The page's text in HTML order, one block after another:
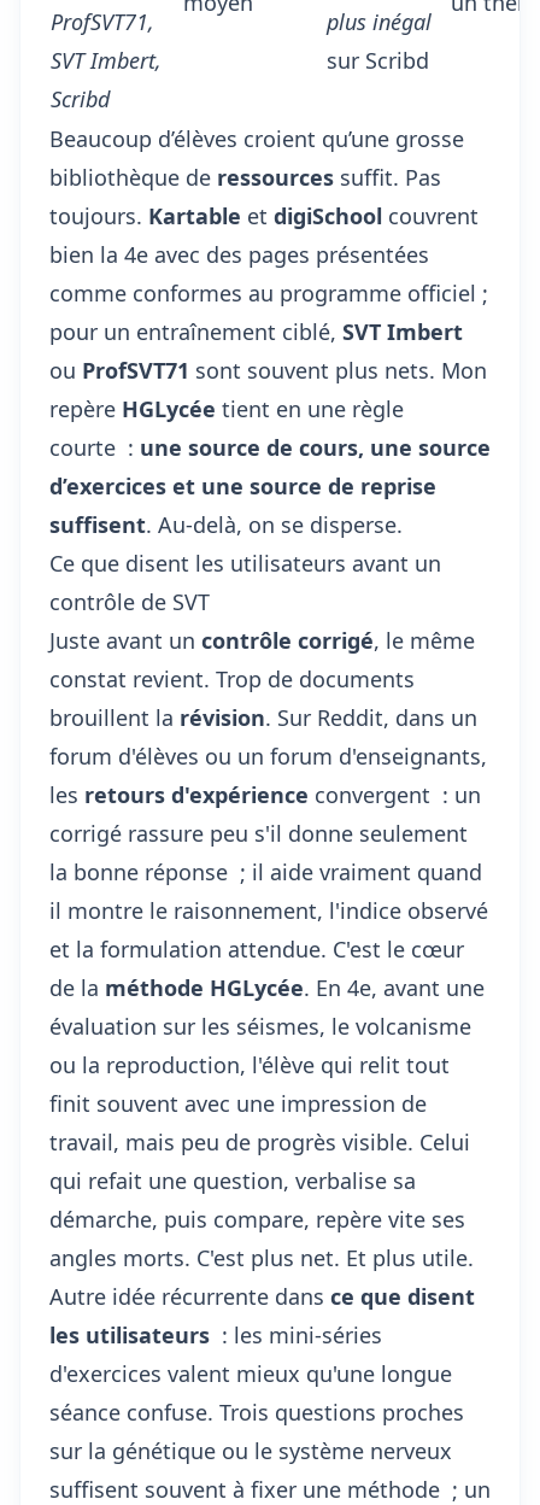
ProfSVT71,
SVT Imbert,
Scribd
plus inégal
sur Scribd
Beaucoup d’élèves croient qu’une grosse
bibliothèque de ressources suffit. Pas
toujours. Kartable et digiSchool couvrent
bien la 4e avec des pages présentées
comme conformes au programme officiel ;
pour un entraînement ciblé, SVT Imbert
ou ProfSVT71 sont souvent plus nets. Mon
repère HGLycée tient en une règle
courte : une source de cours, une source
d’exercices et une source de reprise
suffisent. Au-delà, on se disperse.
Ce que disent les utilisateurs avant un
contrôle de SVT
Juste avant un contrôle corrigé, le même
constat revient. Trop de documents
brouillent la révision. Sur Reddit, dans un
forum d'élèves ou un forum d'enseignants,
les retours d'expérience convergent : un
corrigé rassure peu s'il donne seulement
la bonne réponse ; il aide vraiment quand
il montre le raisonnement, l'indice observé
et la formulation attendue. C'est le cœur
de la méthode HGLycée. En 4e, avant une
évaluation sur les séismes, le volcanisme
ou la reproduction, l'élève qui relit tout
finit souvent avec une impression de
travail, mais peu de progrès visible. Celui
qui refait une question, verbalise sa
démarche, puis compare, repère vite ses
angles morts. C'est plus net. Et plus utile.
Autre idée récurrente dans ce que disent
les utilisateurs : les mini-séries
d'exercices valent mieux qu'une longue
séance confuse. Trois questions proches
sur la génétique ou le système nerveux
suffisent souvent à fixer une méthode ; un